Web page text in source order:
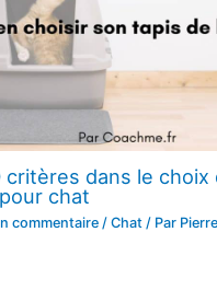
critères dans le choix
chat
commentaire /Chat / Par Pierre